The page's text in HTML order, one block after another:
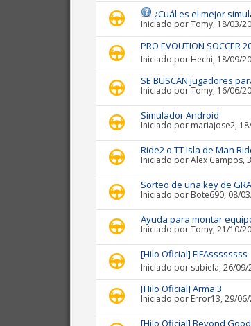
¿Cuál es el mejor
Iniciado porTomy, 18/03/
PRO EVOUTION SOCCER
Iniciado por Hechi, 18/09/
SE BUSCAN jugadores
Iniciado porTomy, 16/06/
Simulador Android
Iniciado por mariajose2,
Ride2 o TT Isla de Man
Iniciado porAlex Campos,
Sorteo de una key de
Iniciado por Bote690, 08/
Ayuda para montar
Iniciado porTomy, 21/10/
[Hilo Oficial] FIFAssssssss
Iniciado por subiela, 26/09/
[Hilo Oficial] Arma 3
Iniciado por Error13, 29/
[Hilo Oficial] Beyond